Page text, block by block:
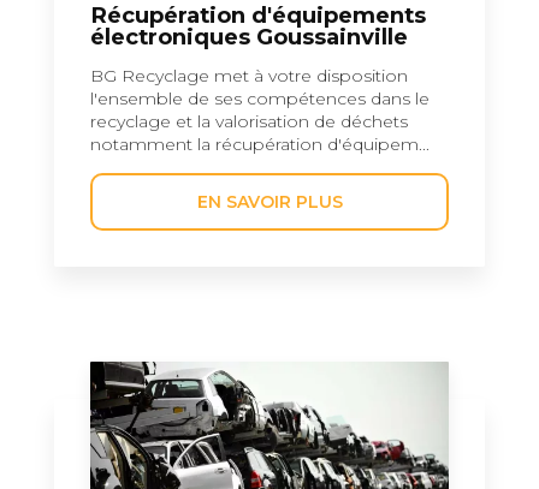
Récupération d'équipements
électroniques Goussainville
BG Recyclage met à votre disposition
l'ensemble de ses compétences dans le
recyclage et la valorisation de déchets
notamment la récupération d'équipem...
EN SAVOIR PLUS